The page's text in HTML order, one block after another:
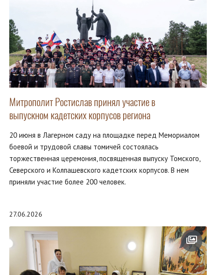
Митрополит Ростислав принял участие в
выпускном кадетских корпусов региона
20 июня в Лагерном саду на площадке перед Мемориалом
боевой и трудовой славы томичей состоялась
торжественная церемония, посвященная выпуску Томского,
Северского и Колпашевского кадетских корпусов. В нем
приняли участие более 200 человек.
27.06.2026